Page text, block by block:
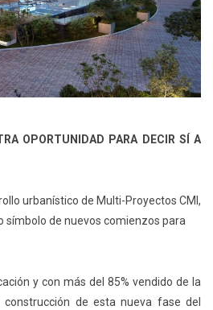
OPORTUNIDAD PARA DECIR SÍ A
urbanístico de Multi-Proyectos CMI,
símbolo de nuevos comienzos para
y con más del 85% vendido de la
de esta nueva fase del